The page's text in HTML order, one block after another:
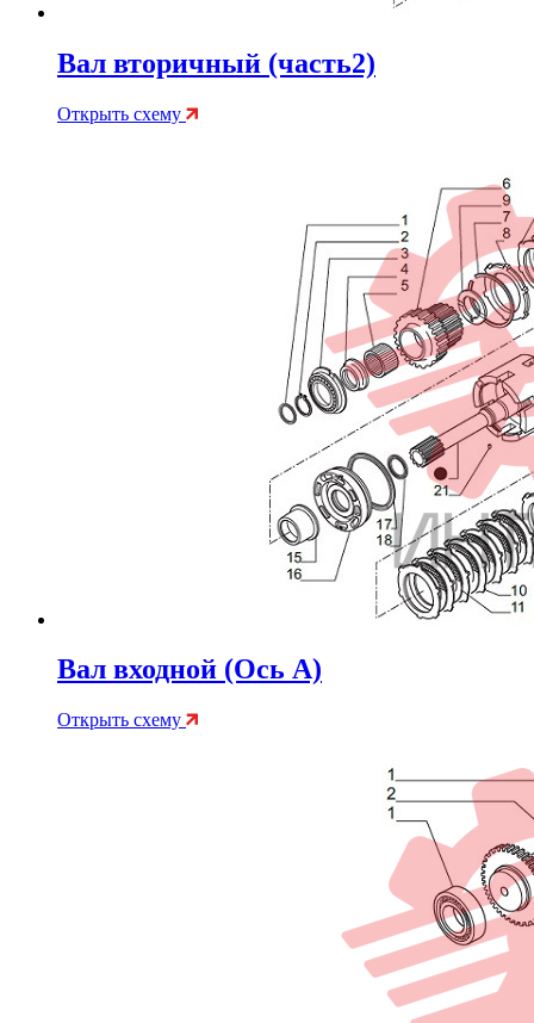
Вал вторичный (часть2)
Открыть схему
Вал входной (Ось А)
Открыть схему